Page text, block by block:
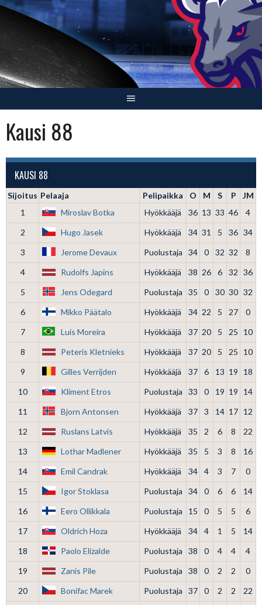
Skip
content
Kausi 88
KAUSI 88
Sijoitus Pelaaja Pelipaikka O M S P
JM
1
Miroslav Botka Hyökkääjä 36 13 33 46
4
2
Hugo Jasek Hyökkääjä 34 31 5 36 34
3
Jerome Devaux Puolustaja 34 0 32 32
8
4
Rudolfs Japins Hyökkääjä 38 26 6 32 36
5
Jens Odegard Puolustaja 35 0 30 30 32
6
Mikko Päätalo Hyökkääjä 34 22 5 27
0
7
Luis Moreira Hyökkääjä 37 20 5 25
10
8
Peteris Kletnieks Hyökkääjä 37 20 5 25
10
9
Gilles Verrijden Hyökkääjä 37 6 13 19
18
10
Kliment Etros Puolustaja 33 0 19 19
14
11
Bjorn Antonsen Hyökkääjä 37 3 14 17 12
12
Ruslans Latvis Hyökkääjä 35 2 6 8
22
13
Lothar Madlener Hyökkääjä 35 5 3 8
16
14
Emil Candrak Hyökkääjä 34 4 3 7
0
15
Igor Stoklasa Puolustaja 34 0 6 6
14
16
Eero Ollikkala Puolustaja 15 0 5 5
6
17
Oldrich Hoza Hyökkääjä 34 4 1 5
14
18
Paolo Elizalde Puolustaja 38 0 4 4
4
19
Zanis Pile Puolustaja 38 0 2 2
0
20
Bonifac Marek Puolustaja 37 0 2 2
22